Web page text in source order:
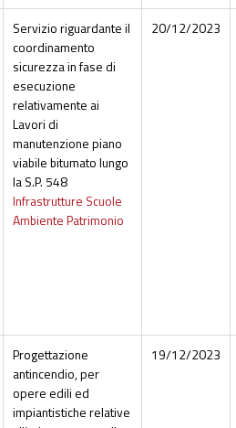
Servizio riguardante il
coordinamento
sicurezza in fase di
esecuzione
relativamente ai
Lavori di
manutenzione piano
viabile bitumato lungo
la S.P. 548
Infrastrutture Scuole
Ambiente Patrimonio
20/12/2023
Progettazione
antincendio, per
opere edili ed
impiantistiche relative
19/12/2023